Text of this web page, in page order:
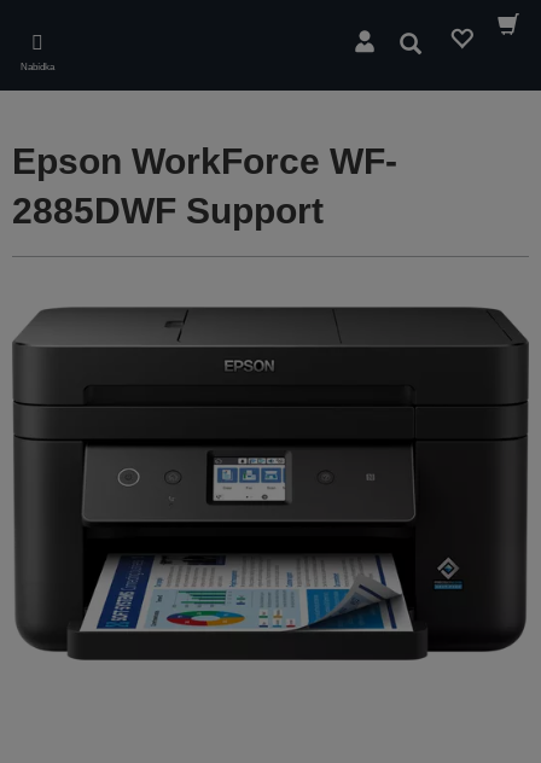
main
content
Nabídka
Hledat
Epson WorkForce WF-
2885DWF Support